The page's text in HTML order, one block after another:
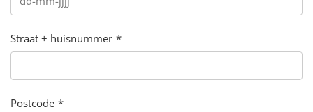
Straat + huisnummer
Postcode